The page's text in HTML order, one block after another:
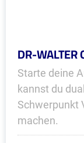
DR-WALTER
Starte deine
kannst du
Schwerpunkt
machen.